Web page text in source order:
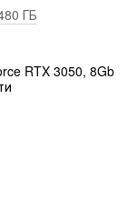
ГБ
RTX 3050, 8Gb